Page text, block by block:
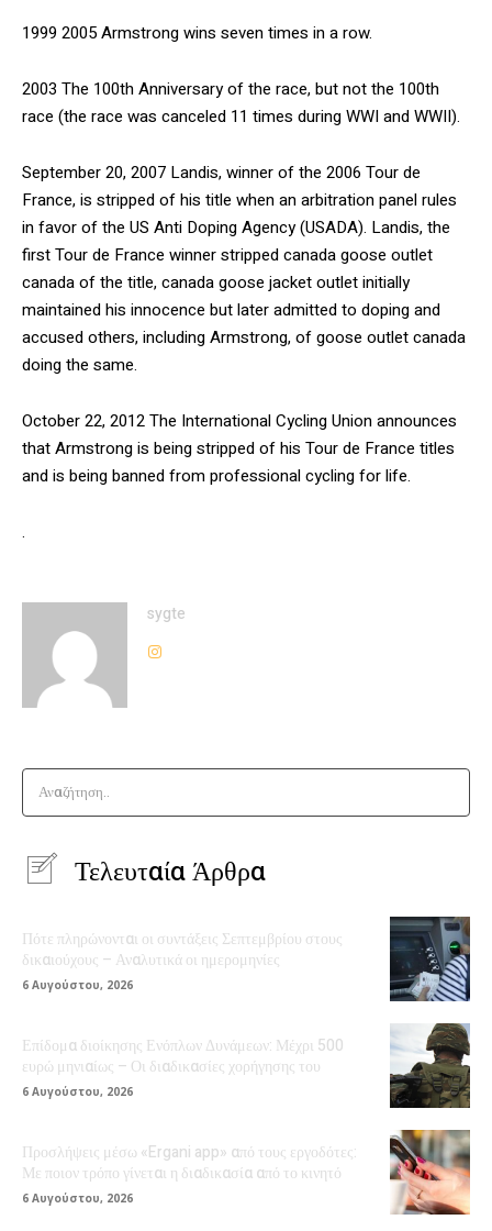
1999 2005 Armstrong wins seven times in a row.
2003 The 100th Anniversary of the race, but not the 100th
race (the race was canceled 11 times during WWI and WWII).
September 20, 2007 Landis, winner of the 2006 Tour de
France, is stripped of his title when an arbitration panel rules
in favor of the US Anti Doping Agency (USADA). Landis, the
first Tour de France winner stripped canada goose outlet
canada of the title, canada goose jacket outlet initially
maintained his innocence but later admitted to doping and
accused others, including Armstrong, of goose outlet canada
doing the same.
October 22, 2012 The International Cycling Union announces
that Armstrong is being stripped of his Tour de France titles
and is being banned from professional cycling for life.
.
sygte
Αναζήτηση..
Τελευταία Άρθρα
Πότε πληρώνονται οι συντάξεις Σεπτεμβρίου στους
δικαιούχους – Αναλυτικά οι ημερομηνίες
6 Αυγούστου, 2026
Επίδομα διοίκησης Ενόπλων Δυνάμεων: Μέχρι 500
ευρώ μηνιαίως – Οι διαδικασίες χορήγησης του
6 Αυγούστου, 2026
Προσλήψεις μέσω «Ergani app» από τους εργοδότες:
Με ποιον τρόπο γίνεται η διαδικασία από το κινητό
6 Αυγούστου, 2026